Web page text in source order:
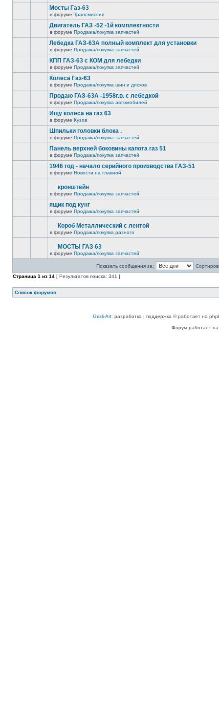
Мосты Газ-63
в форуме Трансмиссия
Двигатель ГАЗ -52 -1й комплектности
в форуме Продажа/покупка запчастей
Лебедка ГАЗ-63А полный комплект для установки
в форуме Продажа/покупка запчастей
КПП ГАЗ-63 с КОМ для лебедки
в форуме Продажа/покупка запчастей
Колеса Газ-63
в форуме Продажа/покупка шин и дисков
Продаю ГАЗ-63А -1958г.в. с лебедкой
в форуме Продажа/покупка автомобилей
Ищу колеса на газ 63
в форуме Кузов
Шпильки головки блока .
в форуме Продажа/покупка запчастей
Панель верхней боковины капота газ 51
в форуме Продажа/покупка запчастей
1946 год - начало серийного производства ГАЗ-51
в форуме Новости на главной
кронштейн
в форуме Продажа/покупка запчастей
ящик под кунг
в форуме Продажа/покупка запчастей
Короб Металлический с лентой
в форуме Продажа/покупка разного
МОСТЫ ГАЗ 63
в форуме Продажа/покупка запчастей
Показать сообщения за:
Страница 1 из 14 [ Результатов поиска: 341 ]
Список форумов
Grizli-Art: разработка | поддержка © работает на
Форум работает